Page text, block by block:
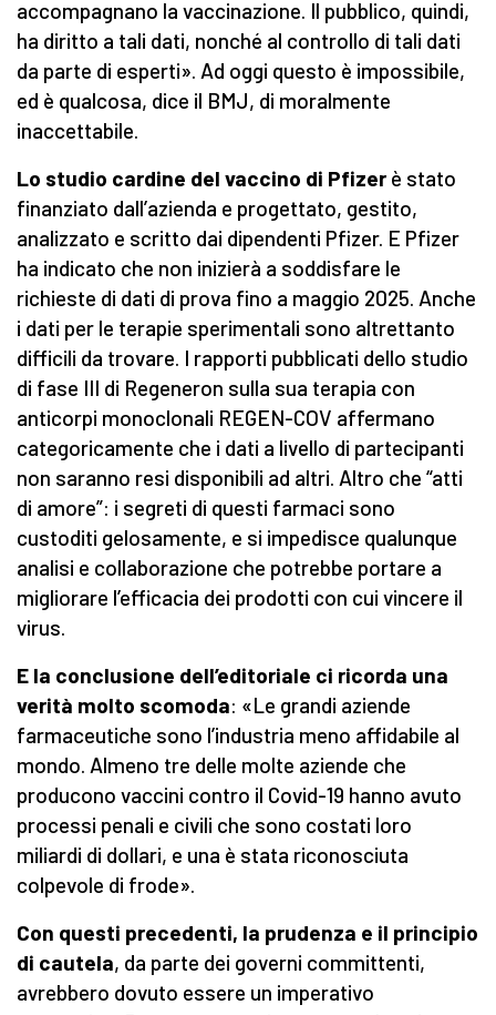
accompagnano la vaccinazione. Il pubblico, quindi,
ha diritto a tali dati, nonché al controllo di tali dati
da parte di esperti». Ad oggi questo è impossibile,
ed è qualcosa, dice il BMJ, di moralmente
inaccettabile.
Lo studio cardine del vaccino di Pfizer è stato
finanziato dall’azienda e progettato, gestito,
analizzato e scritto dai dipendenti Pfizer. E Pfizer
ha indicato che non inizierà a soddisfare le
richieste di dati di prova fino a maggio 2025. Anche
i dati per le terapie sperimentali sono altrettanto
difficili da trovare. I rapporti pubblicati dello studio
di fase III di Regeneron sulla sua terapia con
anticorpi monoclonali REGEN-COV affermano
categoricamente che i dati a livello di partecipanti
non saranno resi disponibili ad altri. Altro che “atti
di amore”: i segreti di questi farmaci sono
custoditi gelosamente, e si impedisce qualunque
analisi e collaborazione che potrebbe portare a
migliorare l’efficacia dei prodotti con cui vincere il
virus.
E la conclusione dell’editoriale ci ricorda una
verità molto scomoda: «Le grandi aziende
farmaceutiche sono l’industria meno affidabile al
mondo. Almeno tre delle molte aziende che
producono vaccini contro il Covid-19 hanno avuto
processi penali e civili che sono costati loro
miliardi di dollari, e una è stata riconosciuta
colpevole di frode».
Con questi precedenti, la prudenza e il principio
di cautela, da parte dei governi committenti,
avrebbero dovuto essere un imperativo